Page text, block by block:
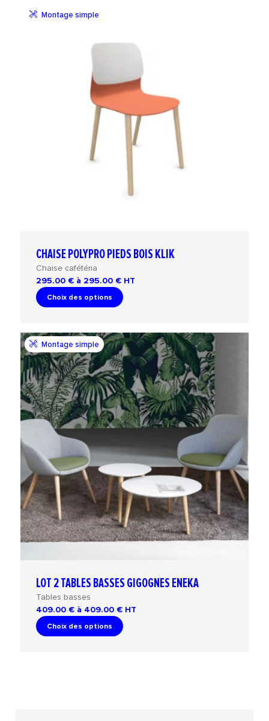
CHAISE POLYPRO PIEDS BOIS KLIK
Chaise cafétéria
295.00 € à 295.00 € HT
Choix des options
Montage simple
LOT 2 TABLES BASSES GIGOGNES ENEKA
Tables basses
409.00 € à 409.00 € HT
Choix des options
Montage simple